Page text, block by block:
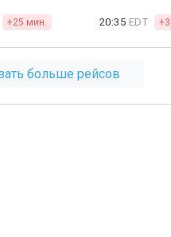
+25 мин. 20:35 EDT
больше рейсов